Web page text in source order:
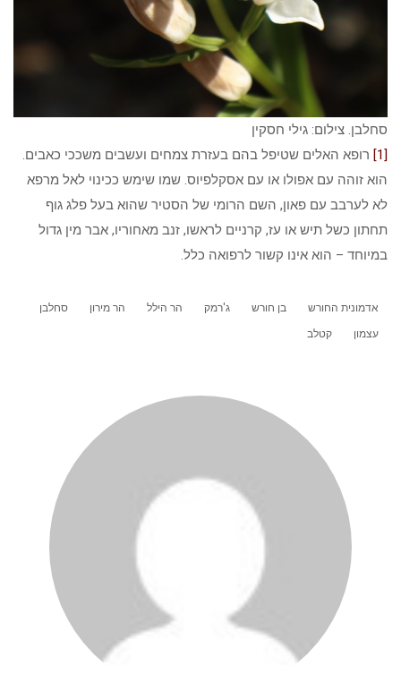
סחלבן. צילום: גילי חסקין
[1]
רופא האלים שטיפל בהם בעזרת צמחים ועשבים משככי כאבים.
הוא זוהה עם אפולו או עם אסקלפיוס. שמו שימש ככינוי לאל מרפא
לא לערבב עם פאון, השם הרומי של הסטיר שהוא בעל פלג גוף
תחתון כשל תיש או עז, קרניים לראשו, זנב מאחוריו, אבר מין גדול
במיוחד – הוא אינו קשור לרפואה כלל.
אדמונית החורש בן חורש ג'רמק הר הילל הר מירון סחלבן
עצמון קטלב